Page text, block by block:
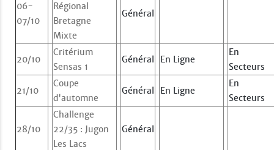
06-
07/10
Régional
Bretagne
Mixte
Général
20/10
Critérium
Sensas 1
Général En Ligne
En
Secteurs
21/10
Coupe
d'automne
Général En Ligne
En
Secteurs
28/10
Challenge
22/35 : Jugon
Les Lacs
Général